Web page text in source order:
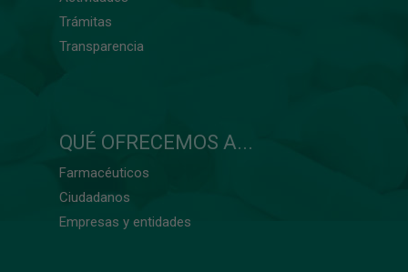
Trámitas
Transparencia
QUÉ OFRECEMOS A...
Farmacéuticos
Ciudadanos
Empresas y entidades